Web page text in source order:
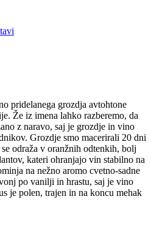
pridelanega grozdja avtohtone
Že iz imena lahko razberemo, da
z naravo, saj je grozdje in vino
Grozdje smo macerirali 20 dni
odraža v oranžnih odtenkih, bolj
kateri ohranjajo vin stabilno na
na nežno aromo cvetno-sadne
po vanilji in hrastu, saj je vino
je polen, trajen in na koncu mehak